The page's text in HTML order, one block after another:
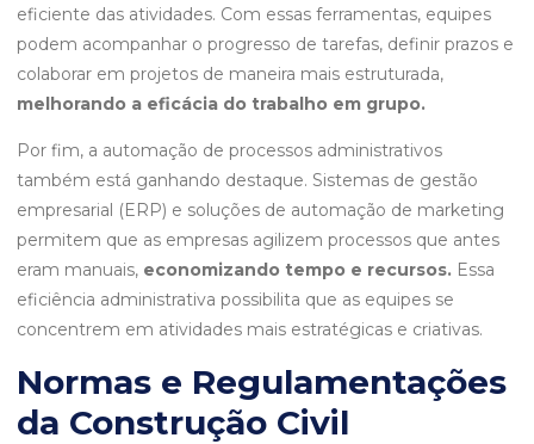
eficiente das atividades. Com essas ferramentas, equipes
podem acompanhar o progresso de tarefas, definir prazos e
colaborar em projetos de maneira mais estruturada,
melhorando a eficácia do trabalho em grupo.
Por fim, a automação de processos administrativos
também está ganhando destaque. Sistemas de gestão
empresarial (ERP) e soluções de automação de marketing
permitem que as empresas agilizem processos que antes
eram manuais, economizando tempo e recursos. Essa
eficiência administrativa possibilita que as equipes se
concentrem em atividades mais estratégicas e criativas.
Normas e Regulamentações
da Construção Civil